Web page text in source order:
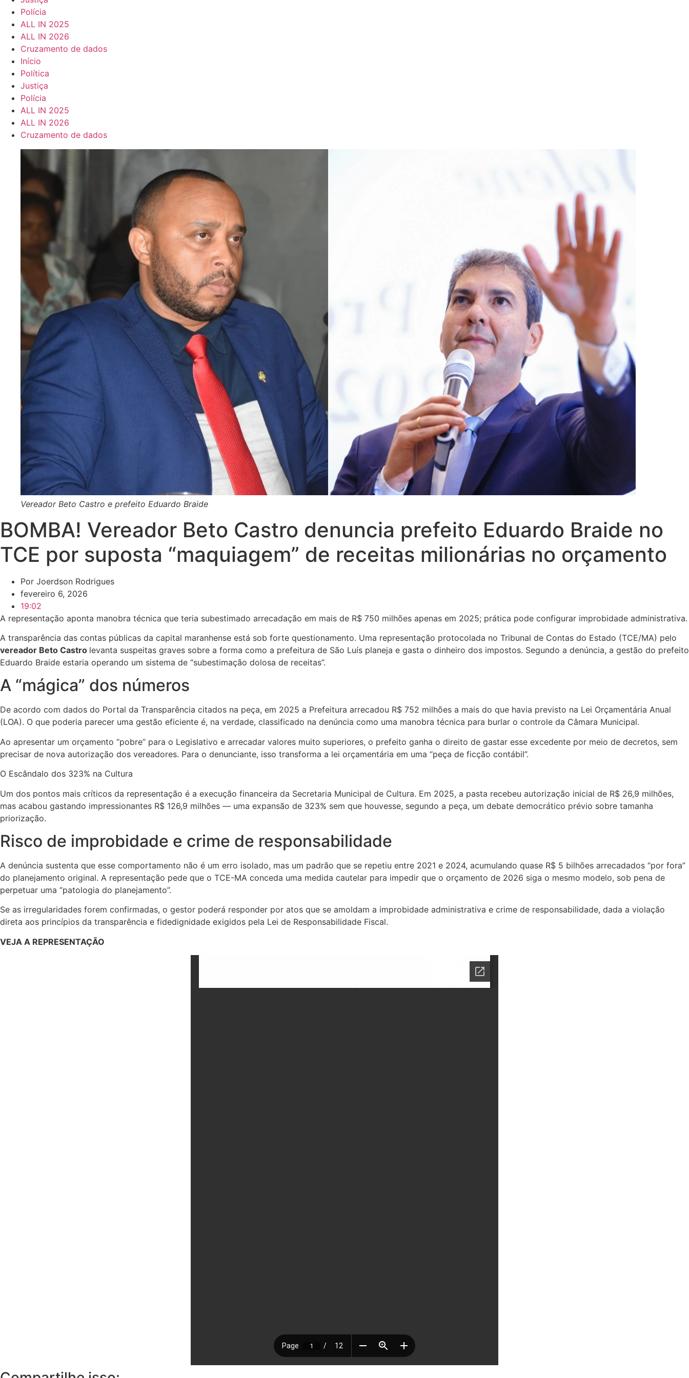
Polícia
ALL IN 2025
ALL IN 2026
Cruzamento de dados
Início
Política
Justiça
Polícia
ALL IN 2025
ALL IN 2026
Cruzamento de dados
Vereador Beto Castro e prefeito Eduardo Braide
BOMBA! Vereador Beto Castro denuncia prefeito Eduardo Braide no
TCE por suposta “maquiagem” de receitas milionárias no orçamento
Por Joerdson Rodrigues
fevereiro 6, 2026
19:02
A representação aponta manobra técnica que teria subestimado arrecadação em mais de R$ 750 milhões apenas em 2025; prática pode configurar improbidade administrativa.
A transparência das contas públicas da capital maranhense está sob forte questionamento. Uma representação protocolada no Tribunal de Contas do Estado (TCE/MA) pelo
vereador Beto Castro levanta suspeitas graves sobre a forma como a prefeitura de São Luís planeja e gasta o dinheiro dos impostos. Segundo a denúncia, a gestão do prefeito
Eduardo Braide estaria operando um sistema de “subestimação dolosa de receitas”.
A “mágica” dos números
De acordo com dados do Portal da Transparência citados na peça, em 2025 a Prefeitura arrecadou R$ 752 milhões a mais do que havia previsto na Lei Orçamentária Anual
(LOA). O que poderia parecer uma gestão eficiente é, na verdade, classificado na denúncia como uma manobra técnica para burlar o controle da Câmara Municipal.
Ao apresentar um orçamento “pobre” para o Legislativo e arrecadar valores muito superiores, o prefeito ganha o direito de gastar esse excedente por meio de decretos, sem
precisar de nova autorização dos vereadores. Para o denunciante, isso transforma a lei orçamentária em uma “peça de ficção contábil”.
O Escândalo dos 323% na Cultura
Um dos pontos mais críticos da representação é a execução financeira da Secretaria Municipal de Cultura. Em 2025, a pasta recebeu autorização inicial de R$ 26,9 milhões,
mas acabou gastando impressionantes R$ 126,9 milhões — uma expansão de 323% sem que houvesse, segundo a peça, um debate democrático prévio sobre tamanha
priorização.
Risco de improbidade e crime de responsabilidade
A denúncia sustenta que esse comportamento não é um erro isolado, mas um padrão que se repetiu entre 2021 e 2024, acumulando quase R$ 5 bilhões arrecadados “por fora”
do planejamento original. A representação pede que o TCE-MA conceda uma medida cautelar para impedir que o orçamento de 2026 siga o mesmo modelo, sob pena de
perpetuar uma “patologia do planejamento”.
Se as irregularidades forem confirmadas, o gestor poderá responder por atos que se amoldam a improbidade administrativa e crime de responsabilidade, dada a violação
direta aos princípios da transparência e fidedignidade exigidos pela Lei de Responsabilidade Fiscal.
VEJA A REPRESENTAÇÃO